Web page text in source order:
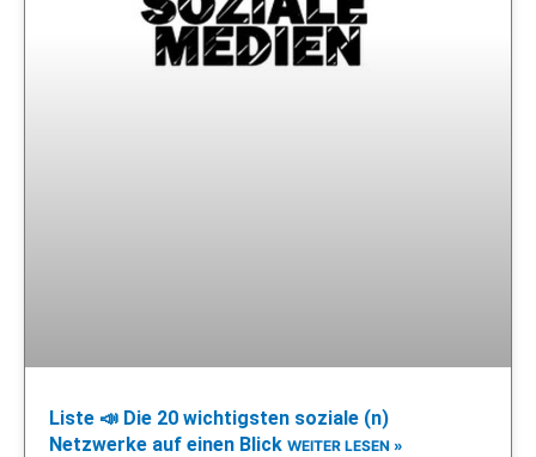
Liste 📣 Die 20 wichtigsten soziale (n)
Netzwerke auf einen Blick WEITER LESEN »